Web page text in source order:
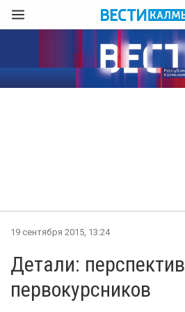
19 сентября 2015, 13:24
Детали:
первокурсников